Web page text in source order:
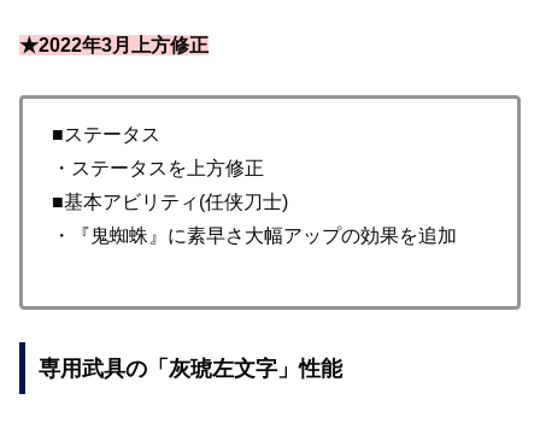
★2022年3月上方修正
■ステータス
・ステータスを上方修正
■基本アビリティ(任侠刀士)
・『鬼蜘蛛』に素早さ大幅アップの効果を追加
専用武具の「灰琥左文字」性能